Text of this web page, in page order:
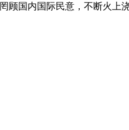
国内国际民意，不断火上